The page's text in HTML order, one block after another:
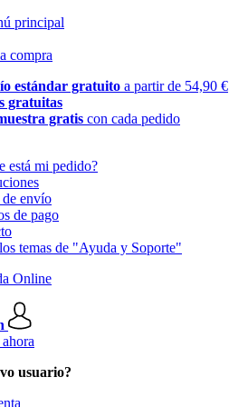
principal
compra
estándar gratuito a partir de 54,90 €
gratuitas
gratis con cada pedido
está mi pedido?
de envío
de pago
temas de "Ayuda y Soporte"
usuario?